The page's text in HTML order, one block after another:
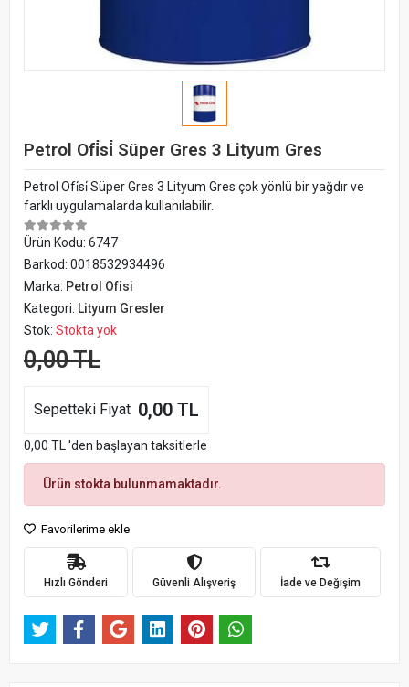
Petrol Ofi̇si̇ Süper Gres 3 Lityum Gres
Petrol Ofi̇si̇ Süper Gres 3 Lityum Gres çok yönlü bir yağdır ve
farklı uygulamalarda kullanılabilir.
Ürün Kodu: 6747
Barkod: 0018532934496
Marka: Petrol Ofisi
Kategori: Lityum Gresler
Stok: Stokta yok
0,00 TL
Sepetteki Fiyat 0,00 TL
0,00 TL 'den başlayan taksitlerle
Ürün stokta bulunmamaktadır.
Favorilerime ekle
Hızlı Gönderi Güvenli Alışveriş İade ve Değişim